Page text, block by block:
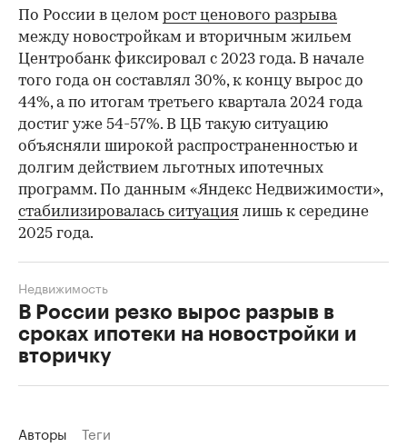
По России в целом рост ценового разрыва
между новостройкам и вторичным жильем
Центробанк фиксировал с 2023 года. В начале
того года он составлял 30%, к концу вырос до
44%, а по итогам третьего квартала 2024 года
достиг уже 54-57%. В ЦБ такую ситуацию
объясняли широкой распространенностью и
долгим действием льготных ипотечных
программ. По данным «Яндекс Недвижимости»,
стабилизировалась ситуация лишь к середине
2025 года.
В России резко вырос разрыв в
сроках ипотеки на новостройки и
вторичку
Недвижимость
Авторы Теги